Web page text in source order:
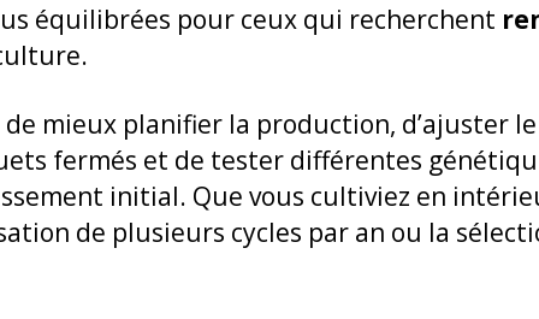
équilibrées pour ceux qui recherchent
de mieux planifier la production, d’ajuster
fermés et de tester différentes
initial. Que vous cultiviez en
de plusieurs cycles par an ou la